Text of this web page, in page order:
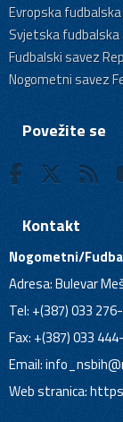
Evropska fudbalska
Svjetska fudbalska
Fudbalski savez
Nogometni savez
Povežite se
Kontakt
Nogometni/
Adresa: Bulevar
Tel: +(387) 033
Fax: +(387) 033
Email:
Web stranica: